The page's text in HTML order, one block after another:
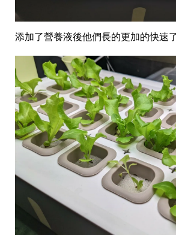
添加了營養液後他們長的更加的快速